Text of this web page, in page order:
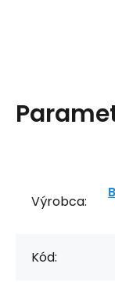
Výrobca:
Kód: